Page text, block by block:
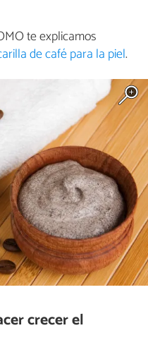
te explicamos
de café para la piel.
crecer el